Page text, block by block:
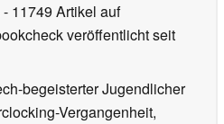
- 11749 Artikel auf
veröffentlichtseit
begeisterter Jugendlicher
Vergangenheit,